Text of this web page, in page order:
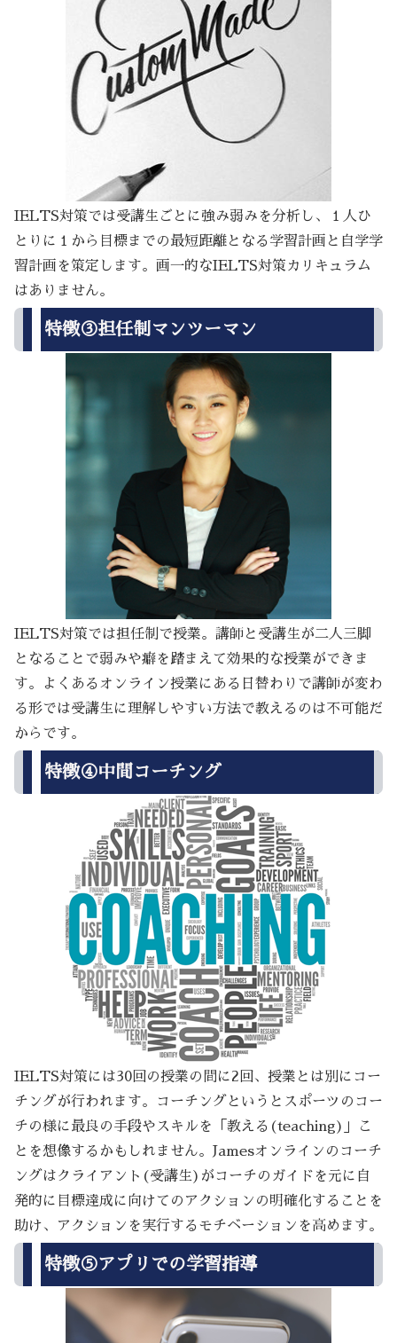
IELTS対策では受講生ごとに強み弱みを分析し、１人ひ
とりに１から目標までの最短距離となる学習計画と自学学
習計画を策定します。画一的なIELTS対策カリキュラム
はありません。
特徴③担任制マンツーマン
IELTS対策では担任制で授業。講師と受講生が二人三脚
となることで弱みや癖を踏まえて効果的な授業ができま
す。よくあるオンライン授業にある日替わりで講師が変わ
る形では受講生に理解しやすい方法で教えるのは不可能だ
からです。
特徴④中間コーチング
IELTS対策には30回の授業の間に2回、授業とは別にコー
チングが行われます。コーチングというとスポーツのコー
チの様に最良の手段やスキルを「教える(teaching)」こ
とを想像するかもしれません。Jamesオンラインのコーチ
ングはクライアント(受講生)がコーチのガイドを元に自
発的に目標達成に向けてのアクションの明確化することを
助け、アクションを実行するモチベーションを高めます。
特徴⑤アプリでの学習指導